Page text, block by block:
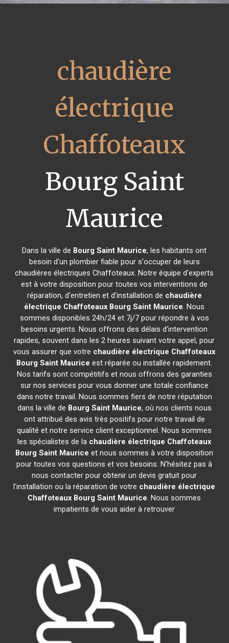
chaudière
électrique
Chaffoteaux
Bourg Saint
Maurice
Dans la ville de Bourg Saint Maurice, les habitants ont
besoin d'un plombier fiable pour s'occuper de leurs
chaudières électriques Chaffoteaux. Notre équipe d'experts
est à votre disposition pour toutes vos interventions de
réparation, d'entretien et d'installation de chaudière
électrique Chaffoteaux Bourg Saint Maurice. Nous
sommes disponibles 24h/24 et 7j/7 pour répondre à vos
besoins urgents. Nous offrons des délais d'intervention
rapides, souvent dans les 2 heures suivant votre appel, pour
vous assurer que votre chaudière électrique Chaffoteaux
Bourg Saint Maurice est réparée ou installée rapidement.
Nos tarifs sont compétitifs et nous offrons des garanties
sur nos services pour vous donner une totale confiance
dans notre travail. Nous sommes fiers de notre réputation
dans la ville de Bourg Saint Maurice, où nos clients nous
ont attribué des avis très positifs pour notre travail de
qualité et notre service client exceptionnel. Nous sommes
les spécialistes de la chaudière électrique Chaffoteaux
Bourg Saint Maurice et nous sommes à votre disposition
pour toutes vos questions et vos besoins. N'hésitez pas à
nous contacter pour obtenir un devis gratuit pour
l'installation ou la réparation de votre chaudière électrique
Chaffoteaux Bourg Saint Maurice. Nous sommes
impatients de vous aider à retrouver